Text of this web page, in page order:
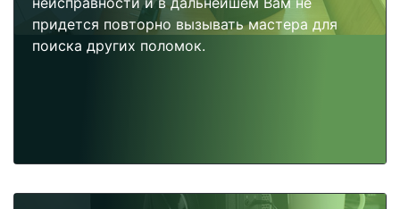
придется повторно вызывать мастера для
поиска других поломок.